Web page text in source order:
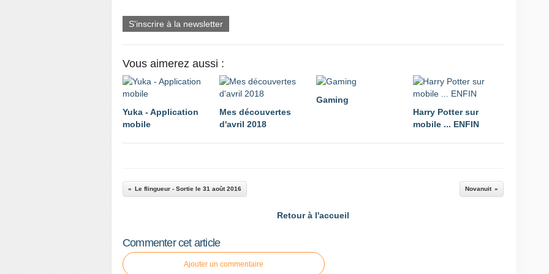
S'inscrire à la newsletter
Vous aimerez aussi :
Yuka - Application
mobile
Mes découvertes
d'avril 2018
Gaming
Harry Potter sur
mobile ... ENFIN
Le flingueur - Sortie le 31 août 2016 Novanuit
Retour à l'accueil
Commenter cet article
Ajouter un commentaire